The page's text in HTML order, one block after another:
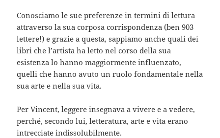
Conosciamo le sue preferenze in termini di lettura
attraverso la sua corposa corrispondenza (ben 903
lettere!) e grazie a questa, sappiamo anche quali dei
libri che l’artista ha letto nel corso della sua
esistenza lo hanno maggiormente influenzato,
quelli che hanno avuto un ruolo fondamentale nella
sua arte e nella sua vita.
Per Vincent, leggere insegnava a vivere e a vedere,
perché, secondo lui, letteratura, arte e vita erano
intrecciate indissolubilmente.